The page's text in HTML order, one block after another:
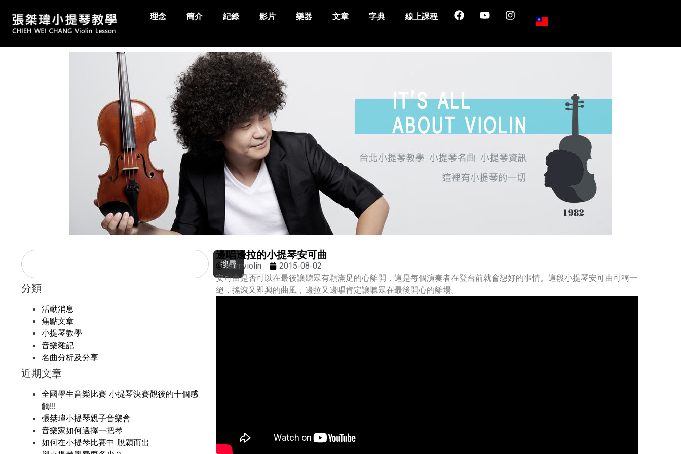
理念 簡介 紀錄 影片 樂器 文章 字典 線上課程
搜尋
分類
活動消息
焦點文章
小提琴教學
音樂雜記
名曲分析及分享
近期文章
全國學生音樂比賽 小提琴決賽觀後的十個感
觸!!!
張桀瑋小提琴親子音樂會
音樂家如何選擇一把琴
如何在小提琴比賽中 脫穎而出
邊唱邊拉的小提琴安可曲
learnviolin
2015-08-02
安可曲是否可以在最後讓聽眾有顆滿足的心離開，這是每個演奏者在登台前就會想好的事情。這段小提琴安可曲可稱一
絕，搖滾又即興的曲風，邊拉又邊唱肯定讓聽眾在最後開心的離場。